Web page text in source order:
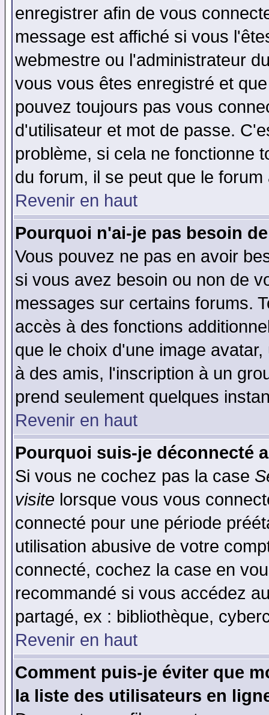
enregistrer afin de vous
message est affiché si vous
webmestre ou l'administrateur
vous vous êtes enregistré et
pouvez toujours pas vous
d'utilisateur et mot de passe.
problème, si cela ne fonctionne
du forum, il se peut que le
Revenir en haut
Pourquoi n'ai-je pas besoin
Vous pouvez ne pas en avoir
si vous avez besoin ou non de
messages sur certains forums.
accès à des fonctions
que le choix d'une image
à des amis, l'inscription à un
prend seulement quelques
Revenir en haut
Pourquoi suis-je déconnecté
Si vous ne cochez pas la case
visite lorsque vous vous
connecté pour une période
utilisation abusive de votre
connecté, cochez la case en
recommandé si vous accédez
partagé, ex : bibliothèque,
Revenir en haut
Comment puis-je éviter que
la liste des utilisateurs en